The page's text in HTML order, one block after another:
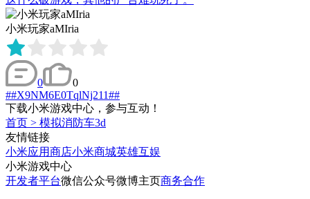
小米玩家aMIria
0
0
##X9NM6E0TqlNj211##
下载小米游戏中心，参与互动！
首页 > 模拟消防车3d
友情链接
小米应用商店小米商城英雄互娱
小米游戏中心
开发者平台微信公众号微博主页商务合作